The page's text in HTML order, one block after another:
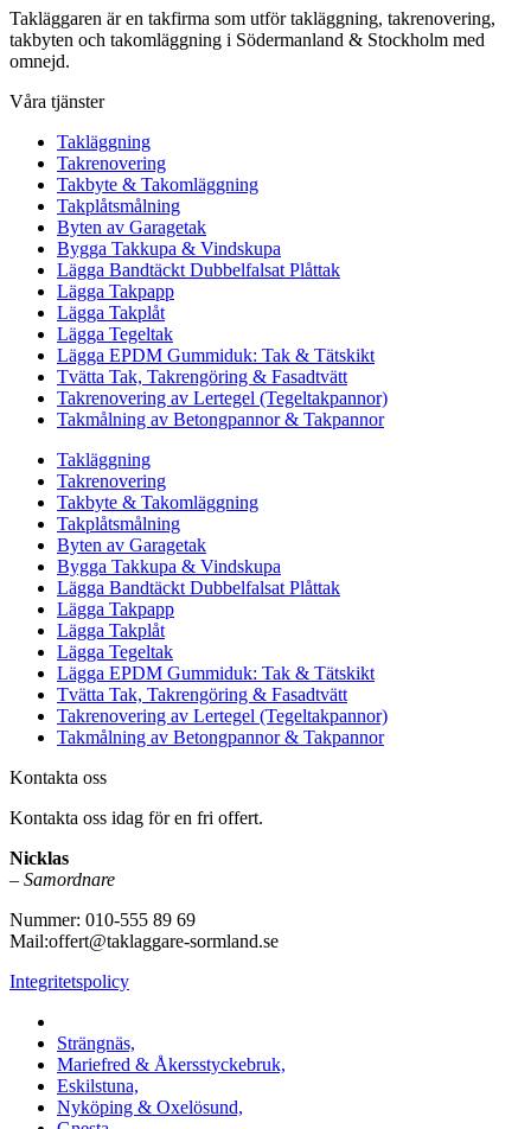
Takläggaren är en takfirma som utför takläggning, takrenovering,
takbyten och takomläggning i Södermanland & Stockholm med
omnejd.
Våra tjänster
Takläggning
Takrenovering
Takbyte & Takomläggning
Takplåtsmålning
Byten av Garagetak
Bygga Takkupa & Vindskupa
Lägga Bandtäckt Dubbelfalsat Plåttak
Lägga Takpapp
Lägga Takplåt
Lägga Tegeltak
Lägga EPDM Gummiduk: Tak & Tätskikt
Tvätta Tak, Takrengöring & Fasadtvätt
Takrenovering av Lertegel (Tegeltakpannor)
Takmålning av Betongpannor & Takpannor
Takläggning
Takrenovering
Takbyte & Takomläggning
Takplåtsmålning
Byten av Garagetak
Bygga Takkupa & Vindskupa
Lägga Bandtäckt Dubbelfalsat Plåttak
Lägga Takpapp
Lägga Takplåt
Lägga Tegeltak
Lägga EPDM Gummiduk: Tak & Tätskikt
Tvätta Tak, Takrengöring & Fasadtvätt
Takrenovering av Lertegel (Tegeltakpannor)
Takmålning av Betongpannor & Takpannor
Kontakta oss
Kontakta oss idag för en fri offert.
Nicklas
– Samordnare
Nummer: 010-555 89 69
Mail:offert@taklaggare-sormland.se
Integritetspolicy
Strängnäs,
Mariefred & Åkersstyckebruk,
Eskilstuna,
Nyköping & Oxelösund,